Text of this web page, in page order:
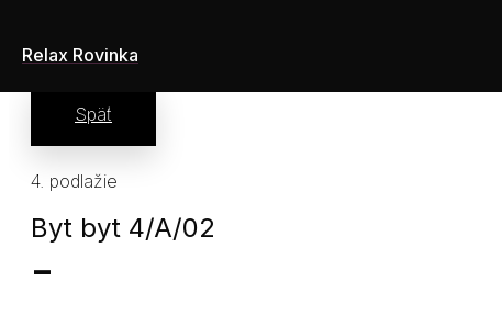
Relax Rovinka
Späť
4. podlažie
Byt byt 4/A/02
-